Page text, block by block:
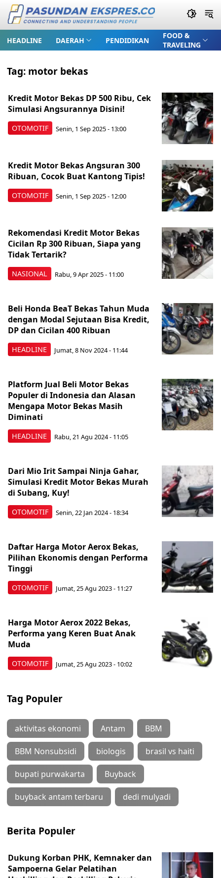
HEADLINE DAERAH PENDIDIKAN
FOOD &
TRAVELING
Tag: motor bekas
OTOMOTIF
Kredit Motor Bekas DP 500 Ribu, Cek
Simulasi Angsurannya Disini!
Senin, 1 Sep 2025 - 13:00
OTOMOTIF
Kredit Motor Bekas Angsuran 300
Ribuan, Cocok Buat Kantong Tipis!
Senin, 1 Sep 2025 - 12:00
NASIONAL
Rekomendasi Kredit Motor Bekas
Cicilan Rp 300 Ribuan, Siapa yang
Tidak Tertarik?
Rabu, 9 Apr 2025 - 11:00
HEADLINE
Beli Honda BeaT Bekas Tahun Muda
dengan Modal Sejutaan Bisa Kredit,
DP dan Cicilan 400 Ribuan
Jumat, 8 Nov 2024 - 11:44
HEADLINE
Platform Jual Beli Motor Bekas
Populer di Indonesia dan Alasan
Mengapa Motor Bekas Masih
Diminati
Rabu, 21 Agu 2024 - 11:05
OTOMOTIF
Dari Mio Irit Sampai Ninja Gahar,
Simulasi Kredit Motor Bekas Murah
di Subang, Kuy!
Senin, 22 Jan 2024 - 18:34
OTOMOTIF
Daftar Harga Motor Aerox Bekas,
Pilihan Ekonomis dengan Performa
Tinggi
Jumat, 25 Agu 2023 - 11:27
OTOMOTIF
Harga Motor Aerox 2022 Bekas,
Performa yang Keren Buat Anak
Muda
Jumat, 25 Agu 2023 - 10:02
Tag Populer
aktivitas ekonomi Antam BBM
BBM Nonsubsidi biologis brasil vs haiti
bupati purwakarta Buyback
buyback antam terbaru dedi mulyadi
Berita Populer
Dukung Korban PHK, Kemnaker dan
Sampoerna Gelar Pelatihan